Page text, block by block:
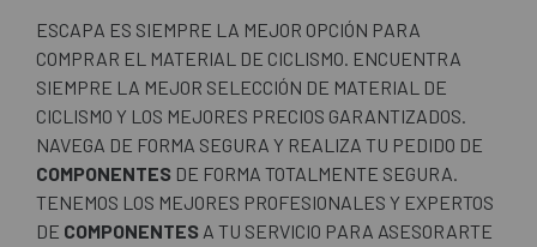
ESCAPA ES SIEMPRE LA MEJOR OPCIÓN PARA
COMPRAR EL MATERIAL DE CICLISMO. ENCUENTRA
SIEMPRE LA MEJOR SELECCIÓN DE MATERIAL DE
CICLISMO Y LOS MEJORES PRECIOS GARANTIZADOS.
NAVEGA DE FORMA SEGURA Y REALIZA TU PEDIDO DE
COMPONENTES DE FORMA TOTALMENTE SEGURA.
TENEMOS LOS MEJORES PROFESIONALES Y EXPERTOS
DE COMPONENTES A TU SERVICIO PARA ASESORARTE